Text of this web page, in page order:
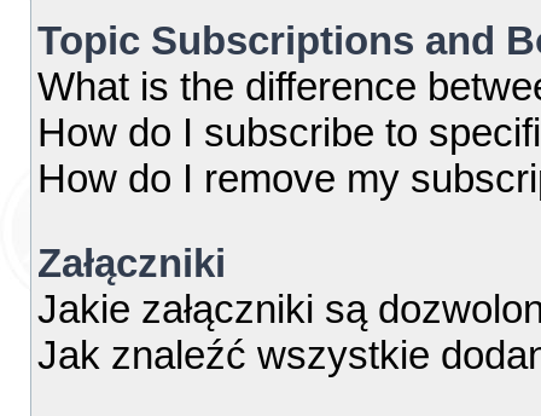
Topic Subscriptions and
What is the difference
How do I subscribe to
How do I remove my
Załączniki
Jakie załączniki są
Jak znaleźć wszystkie